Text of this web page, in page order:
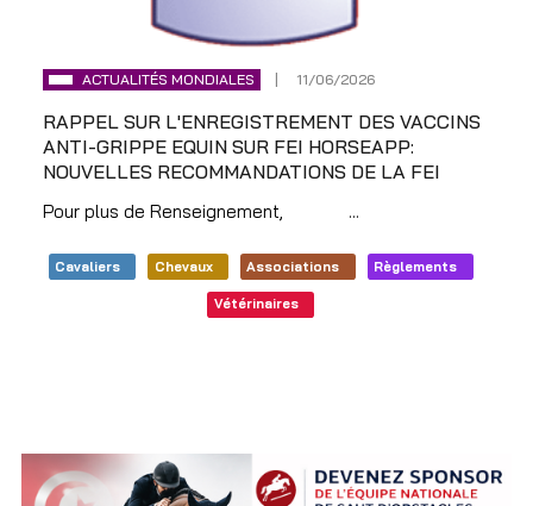
ACTUALITÉS MONDIALES 11/06/2026
RAPPEL SUR L'ENREGISTREMENT DES VACCINS
ANTI-GRIPPE EQUIN SUR FEI HORSEAPP:
NOUVELLES RECOMMANDATIONS DE LA FEI
Pour plus de Renseignement, ...
Cavaliers Chevaux Associations Règlements
Vétérinaires